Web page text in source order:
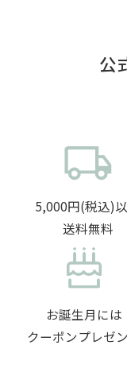
公
5,000円(税込)
送料無料
お誕生月には
クーポンプレゼ